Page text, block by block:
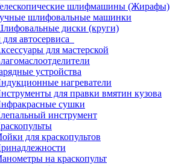
шлифмашины (Жирафы)
шлифовальные машинки
диски (круги)
автосервиса
для мастерской
устройства
нагреватели
для правки вмятин кузова
сушки
инструмент
для краскопультов
на краскопульт